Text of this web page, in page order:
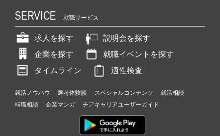
SERVICE 就職サービス
求人を探す
説明会を探す
企業を探す
就職イベントを探す
タイムライン
適性検査
就活ノウハウ 選考体験談 スペシャルコンテンツ
就活相談
転職相談
企業マンガ チアキャリアユーザーガイド